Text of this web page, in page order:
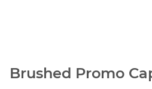
Brushed Promo